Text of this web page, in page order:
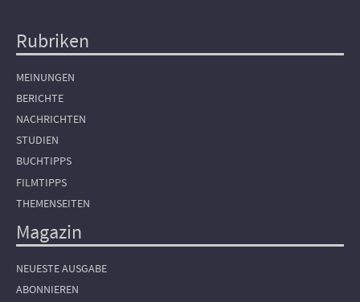
Hauptnavigation
Rubriken
MEINUNGEN
BERICHTE
NACHRICHTEN
STUDIEN
BUCHTIPPS
FILMTIPPS
THEMENSEITEN
Magazin
NEUESTE AUSGABE
ABONNIEREN